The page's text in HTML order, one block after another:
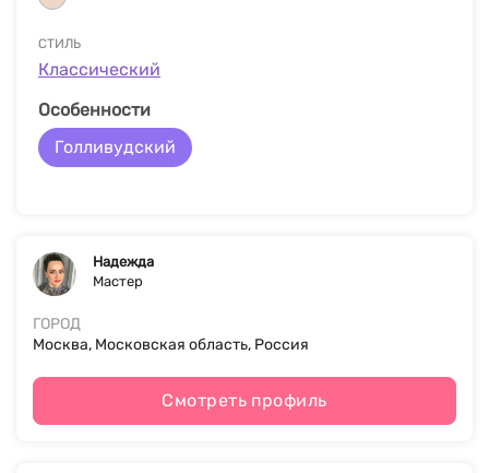
СТИЛЬ
Классический
Особенности
Голливудский
Надежда
Мастер
ГОРОД
Москва, Московская область, Россия
Смотреть профиль